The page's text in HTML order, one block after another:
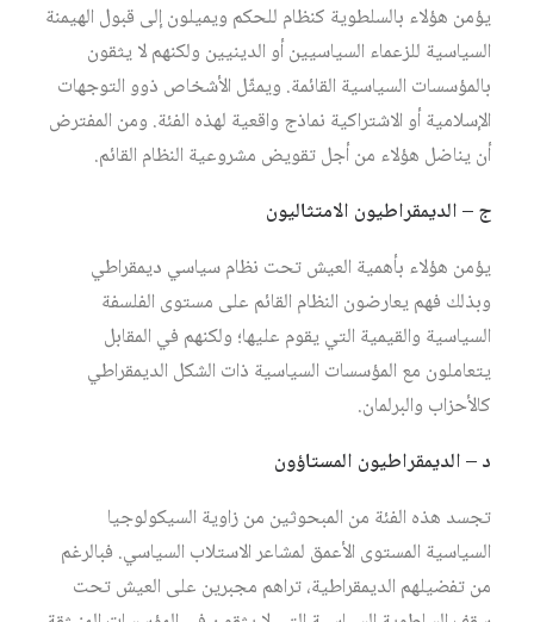
يؤمن هؤلاء بالسلطوية كنظام للحكم ويميلون إلى قبول الهيمنة
السياسية للزعماء السياسيين أو الدينيين ولكنهم لا يثقون
بالمؤسسات السياسية القائمة. ويمثّل الأشخاص ذوو التوجهات
الإسلامية أو الاشتراكية نماذج واقعية لهذه الفئة. ومن المفترض
أن يناضل هؤلاء من أجل تقويض مشروعية النظام القائم.
ج – الديمقراطيون الامتثاليون
يؤمن هؤلاء بأهمية العيش تحت نظام سياسي ديمقراطي
وبذلك فهم يعارضون النظام القائم على مستوى الفلسفة
السياسية والقيمية التي يقوم عليها؛ ولكنهم في المقابل
يتعاملون مع المؤسسات السياسية ذات الشكل الديمقراطي
كالأحزاب والبرلمان.
د – الديمقراطيون المستاؤون
تجسد هذه الفئة من المبحوثين من زاوية السيكولوجيا
السياسية المستوى الأعمق لمشاعر الاستلاب السياسي. فبالرغم
من تفضيلهم الديمقراطية، تراهم مجبرين على العيش تحت